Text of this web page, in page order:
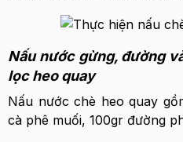
Nấu nước gừng, đường
lọc heo quay
Nấu nước chè heo quay
cà phê muối, 100gr đường